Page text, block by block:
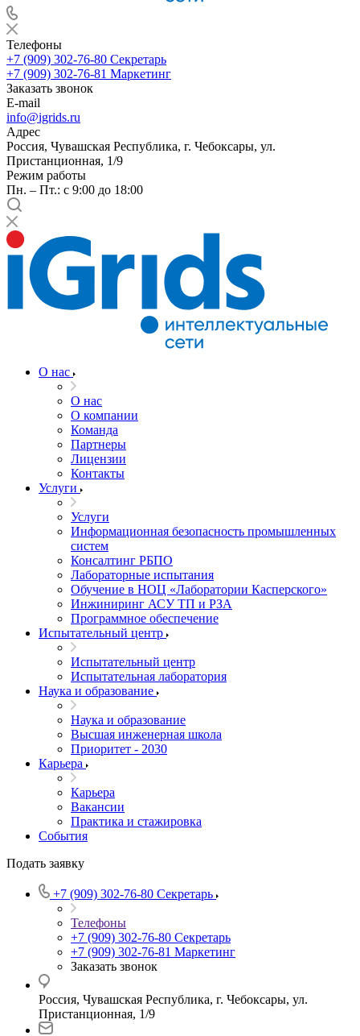
Телефоны
+7 (909) 302-76-80 Секретарь
+7 (909) 302-76-81 Маркетинг
Заказать звонок
E-mail
info@igrids.ru
Адрес
Россия, Чувашская Республика, г. Чебоксары, ул.
Пристанционная, 1/9
Режим работы
Пн. – Пт.: с 9:00 до 18:00
О нас
О нас
О компании
Команда
Партнеры
Лицензии
Контакты
Услуги
Услуги
Информационная безопасность промышленных
систем
Консалтинг РБПО
Лабораторные испытания
Обучение в НОЦ «Лаборатории Касперского»
Инжиниринг АСУ ТП и РЗА
Программное обеспечение
Испытательный центр
Испытательный центр
Испытательная лаборатория
Наука и образование
Наука и образование
Высшая инженерная школа
Приоритет - 2030
Карьера
Карьера
Вакансии
Практика и стажировка
События
Подать заявку
+7 (909) 302-76-80 Секретарь
Телефоны
+7 (909) 302-76-80 Секретарь
+7 (909) 302-76-81 Маркетинг
Заказать звонок
Россия, Чувашская Республика, г. Чебоксары, ул.
Пристанционная, 1/9